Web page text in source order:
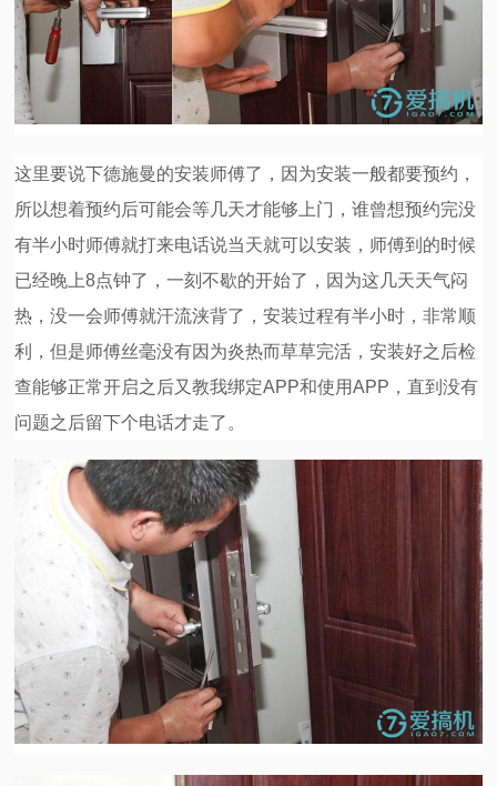
这里要说下德施曼的安装师傅了，因为安装一般都要预约，
所以想着预约后可能会等几天才能够上门，谁曾想预约完没
有半小时师傅就打来电话说当天就可以安装，师傅到的时候
已经晚上8点钟了，一刻不歇的开始了，因为这几天天气闷
热，没一会师傅就汗流浃背了，安装过程有半小时，非常顺
利，但是师傅丝毫没有因为炎热而草草完活，安装好之后检
查能够正常开启之后又教我绑定APP和使用APP，直到没有
问题之后留下个电话才走了。